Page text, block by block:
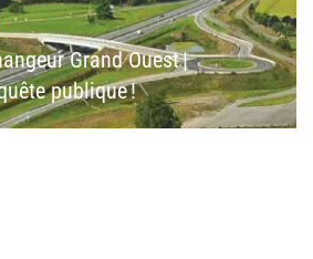
Grand Ouest |
publique !